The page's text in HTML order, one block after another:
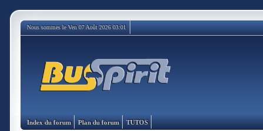
Nous sommes le Ven 07 Août 2026 03:01
Index du forum Plan du forum TUTOS